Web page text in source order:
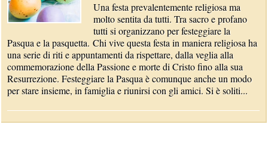
Una festa prevalentemente religiosa ma
molto sentita da tutti. Tra sacro e profano
tutti si organizzano per festeggiare la
Pasqua e la pasquetta. Chi vive questa festa in maniera religiosa ha
una serie di riti e appuntamenti da rispettare, dalla veglia alla
commemorazione della Passione e morte di Cristo fino alla sua
Resurrezione. Festeggiare la Pasqua è comunque anche un modo
per stare insieme, in famiglia e riunirsi con gli amici. Si è soliti...